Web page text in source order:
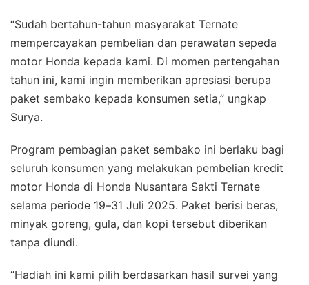
“Sudah bertahun-tahun masyarakat Ternate
mempercayakan pembelian dan perawatan sepeda
motor Honda kepada kami. Di momen pertengahan
tahun ini, kami ingin memberikan apresiasi berupa
paket sembako kepada konsumen setia,” ungkap
Surya.
Program pembagian paket sembako ini berlaku bagi
seluruh konsumen yang melakukan pembelian kredit
motor Honda di Honda Nusantara Sakti Ternate
selama periode 19–31 Juli 2025. Paket berisi beras,
minyak goreng, gula, dan kopi tersebut diberikan
tanpa diundi.
“Hadiah ini kami pilih berdasarkan hasil survei yang